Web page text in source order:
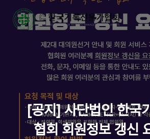
[공지] 사단법인 한국
협회 회원정보 갱신